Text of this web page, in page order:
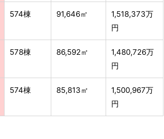
574棟 91,646㎡
1,518,373万
円
578棟 86,592㎡
1,480,726万
円
574棟 85,813㎡
1,500,967万
円